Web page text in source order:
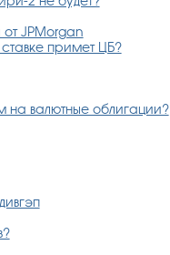
JPMorgan
примет ЦБ?
валютные облигации?